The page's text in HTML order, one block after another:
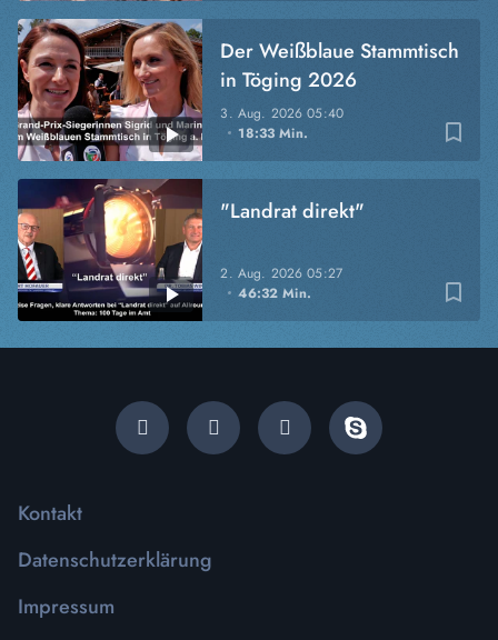
bookmark_border
3. Aug. 202605:40
18:33 Min.
Der Weißblaue Stammtisch
in Töging 2026
bookmark_border
2. Aug. 202605:27
46:32 Min.
"Landrat direkt"
Kontakt
Datenschutzerklärung
Impressum